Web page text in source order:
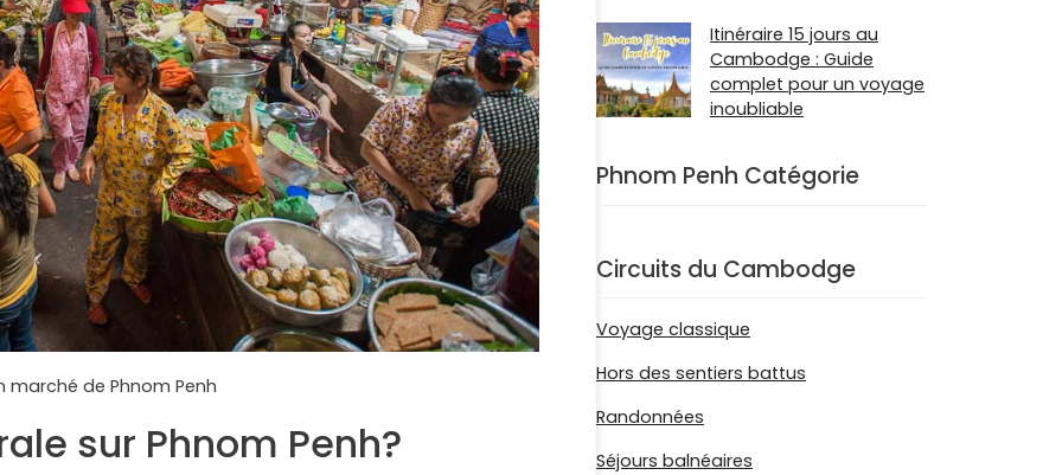
marché de Phnom Penh
sur Phnom Penh?
Itinéraire 15 jours au
Cambodge : Guide
complet pour un voyage
inoubliable
Phnom Penh Catégorie
Circuits du Cambodge
Voyage classique
Hors des sentiers battus
Randonnées
Séjours balnéaires